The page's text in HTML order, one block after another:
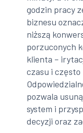
godzin pracy
biznesu
niższą
porzuconych
klienta –
czasu i
pozwala
system i
decyzji oraz